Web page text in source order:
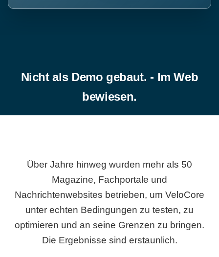
Nicht als Demo gebaut. - Im Web
bewiesen.
Über Jahre hinweg wurden mehr als 50
Magazine, Fachportale und
Nachrichtenwebsites betrieben, um VeloCore
unter echten Bedingungen zu testen, zu
optimieren und an seine Grenzen zu bringen.
Die Ergebnisse sind erstaunlich.